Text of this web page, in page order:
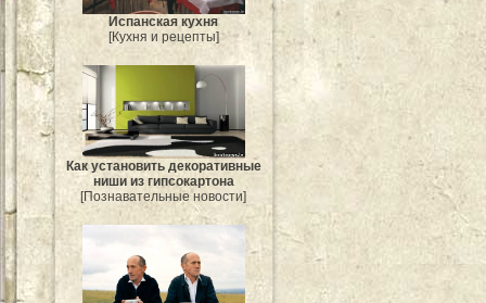
Испанская кухня
[Кухня и рецепты]
Как установить декоративные
ниши из гипсокартона
[Познавательные новости]